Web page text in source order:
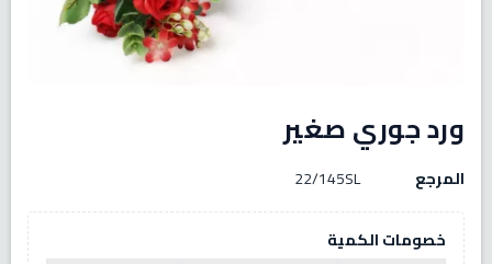
ورد جوري صغير
المرجع 22/145SL
خصومات الكمية